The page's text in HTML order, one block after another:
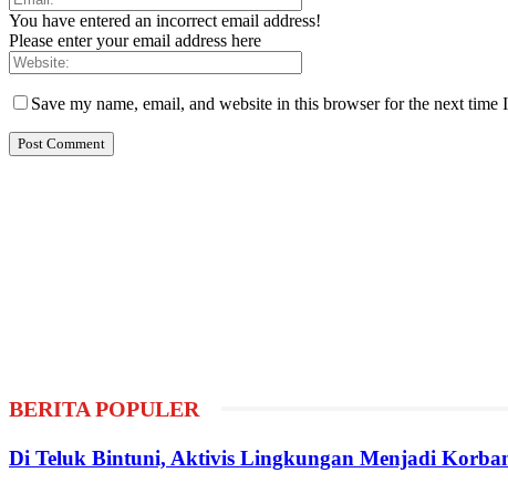
You have entered an incorrect email address!
Please enter your email address here
Save my name, email, and website in this browser for the next time
BERITA POPULER
Di Teluk Bintuni, Aktivis Lingkungan Menjadi